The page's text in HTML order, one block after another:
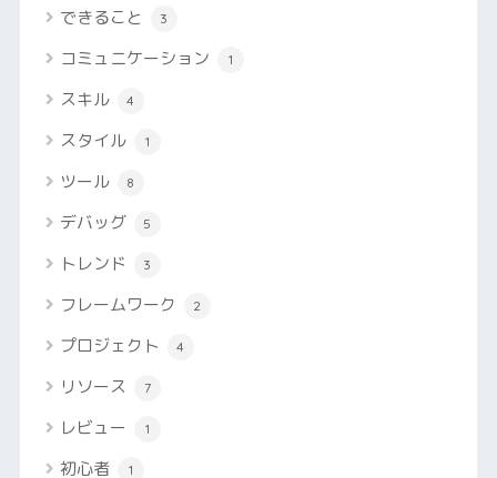
できること 3
コミュニケーション 1
スキル 4
スタイル 1
ツール 8
デバッグ 5
トレンド 3
フレームワーク 2
プロジェクト 4
リソース 7
レビュー 1
初心者 1